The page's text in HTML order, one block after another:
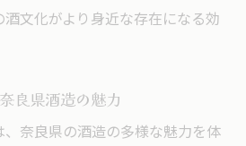
文化がより身近な存在になる効
良県酒造の魅力
奈良県の酒造の多様な魅力を体